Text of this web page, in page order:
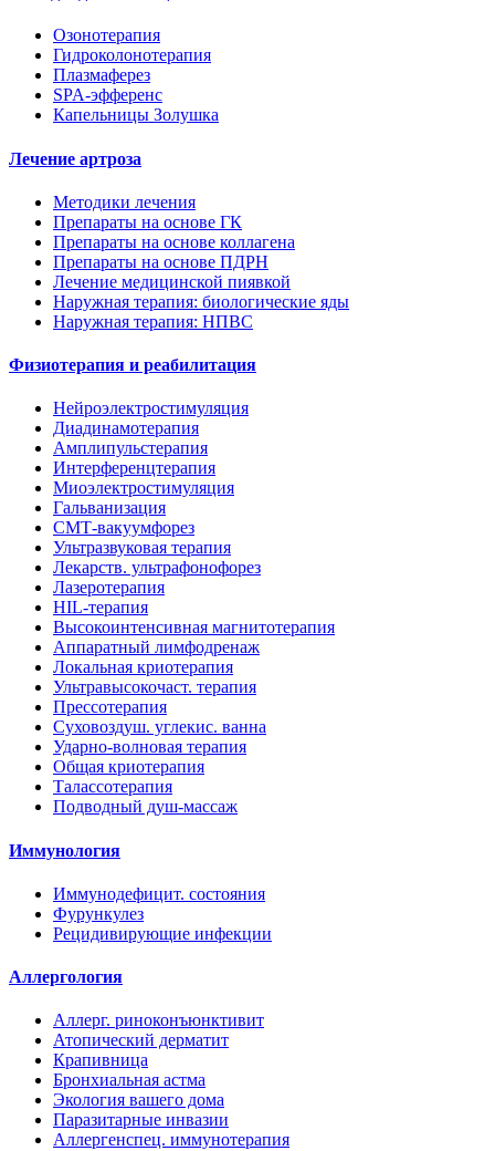
Озонотерапия
Гидроколонотерапия
Плазмаферез
SPA-эфференс
Капельницы Золушка
Лечение артроза
Методики лечения
Препараты на основе ГК
Препараты на основе коллагена
Препараты на основе ПДРН
Лечение медицинской пиявкой
Наружная терапия: биологические яды
Наружная терапия: НПВС
Физиотерапия и реабилитация
Нейроэлектростимуляция
Диадинамотерапия
Амплипульстерапия
Интерференцтерапия
Миоэлектростимуляция
Гальванизация
СМТ-вакуумфорез
Ультразвуковая терапия
Лекарств. ультрафонофорез
Лазеротерапия
HIL-терапия
Высокоинтенсивная магнитотерапия
Аппаратный лимфодренаж
Локальная криотерапия
Ультравысокочаст. терапия
Прессотерапия
Суховоздуш. углекис. ванна
Ударно-волновая терапия
Общая криотерапия
Талассотерапия
Подводный душ-массаж
Иммунология
Иммунодефицит. состояния
Фурункулез
Рецидивирующие инфекции
Аллергология
Аллерг. риноконъюнктивит
Атопический дерматит
Крапивница
Бронхиальная астма
Экология вашего дома
Паразитарные инвазии
Аллергенспец. иммунотерапия